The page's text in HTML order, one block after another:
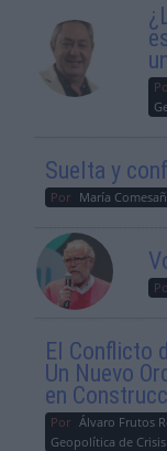
Suelta y
Por María
El Conflicto
Un Nuevo
en
Por Álvaro Frutos
Geopolítica de Crisis